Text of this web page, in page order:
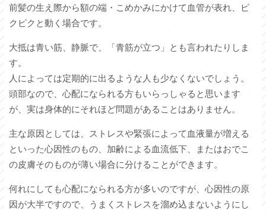
前髪の生え際から額の端・こめかみにかけて血管が表れ、ピ
クピクと動く場合です。
大抵は青い筋、静脈で、「青筋が立つ」とも言われたりしま
す。
人によっては定期的に出るような人も少なくないでしょう。
頭部なので、心配になられる方もいらっしゃると思います
が、実は身体的にそれほど問題があることはありません。
主な原因としては、ストレスや緊張によって血液量が増える
といった心因性のもの、加齢による血流低下、またはおでこ
の皮膚そのものが薄い場合に分けることができます。
何れにしても心配になられる方が多いのですが、心因性の原
因が大半ですので、うまくストレスを溜め込まないようにし